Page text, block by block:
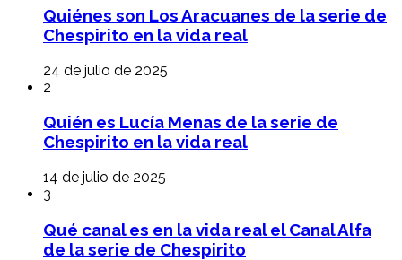
Quiénes son Los Aracuanes de la serie de
Chespirito en la vida real
24 de julio de 2025
2
Quién es Lucía Menas de la serie de
Chespirito en la vida real
14 de julio de 2025
3
Qué canal es en la vida real el Canal Alfa
de la serie de Chespirito